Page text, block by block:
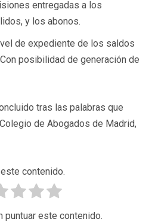
entregadas a los
y los abonos.
de expediente de los saldos
posibilidad de generación de
tras las palabras que
de Abogados de Madrid,
contenido.
puntuar este contenido.